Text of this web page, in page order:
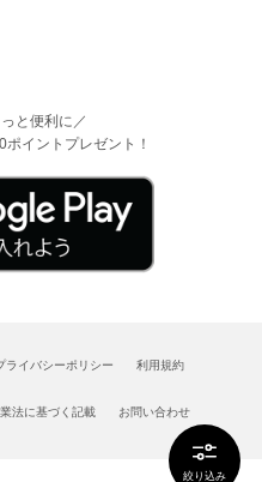
絞り込み
と便利に／
イントプレゼント！
ライバシーポリシー 利用規約
法に基づく記載 お問い合わせ